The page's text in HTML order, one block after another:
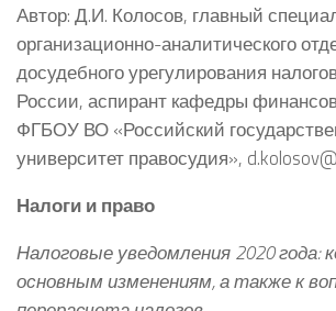
Автор: Д.И. Колосов, главный
организационно-аналитического
досудебного урегулирования
России, аспирант кафедры
ФГБОУ ВО «Российский
университет правосудия»,
Налоги и право
Налоговые уведомления 2020 года:
основным изменениям, а также к